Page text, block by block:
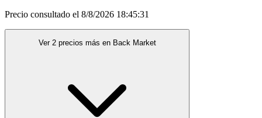
Precio consultado el 8/8/2026 18:45:31
Ver 2 precios más en Back Market